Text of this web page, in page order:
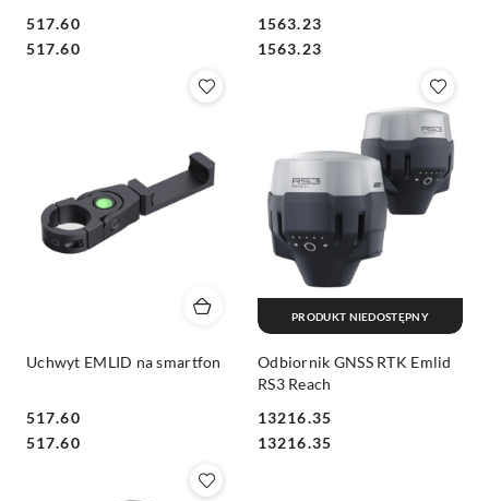
Cena:
517.60
Cena:
517.60 Cena:
1563.23
Cena:
1563.23
Uchwyt EMLID na smartfon
Cena:
517.60
Cena:
517.60
Odbiornik GNSS RTK Emlid
RS3 Reach
Cena:
13216.35
Cena:
13216.35
PRODUKT NIEDOSTĘPNY